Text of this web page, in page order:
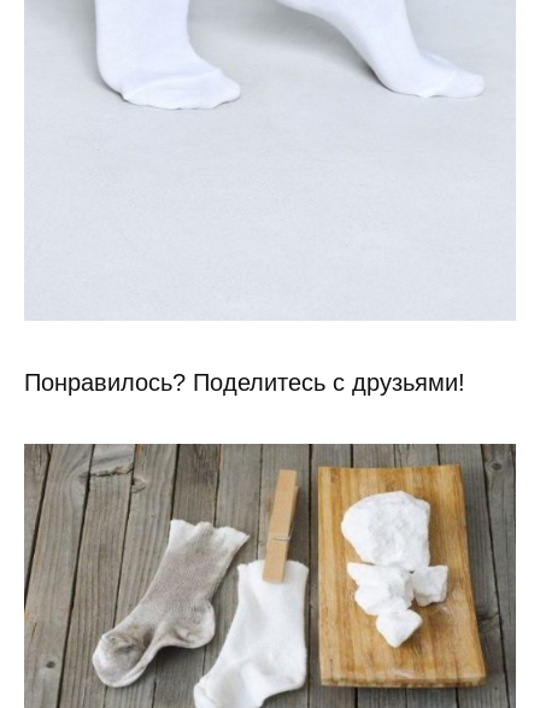
Понравилось? Поделитесь с друзьями!